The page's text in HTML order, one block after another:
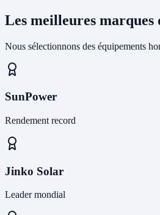
Les meilleures marques
Nous sélectionnons des équipements
SunPower
Rendement record
Jinko Solar
Leader mondial